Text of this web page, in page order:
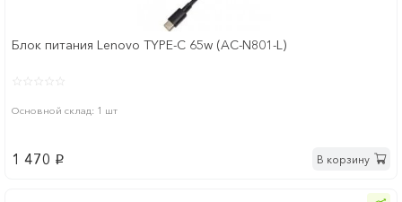
Блок питания Lenovo TYPE-C 65w (AC-N801-L)
Основной склад: 1 шт
1 470 p В корзину